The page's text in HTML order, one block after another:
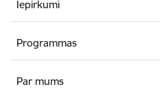
Iepirkumi
Programmas
Par mums